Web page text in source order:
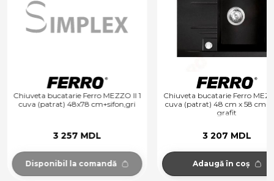
Chiuveta bucatarie Ferro MEZZO II 1
cuva (patrat) 48x78 cm+sifon,gri
3 257 MDL
Disponibil la comandă
Chiuveta bucatarie Ferro
cuva (patrat) 48 cm x 58
grafit
3 207 MDL
Adaugă în coș